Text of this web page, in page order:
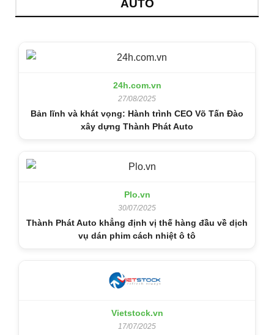
AUTO
24h.com.vn
27/08/2025
Bản lĩnh và khát vọng: Hành trình CEO Võ Tấn Đào
xây dựng Thành Phát Auto
Plo.vn
30/07/2025
Thành Phát Auto khẳng định vị thế hàng đầu về dịch
vụ dán phim cách nhiệt ô tô
Vietstock.vn
17/07/2025